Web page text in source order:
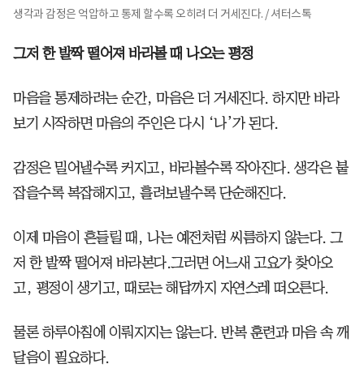
생각과 감정은 억압하고 통제 할수록 오히려 더 거세진다. / 셔터스톡
그저 한 발짝 떨어져 바라볼 때 나오는 평정
마음을 통제하려는 순간, 마음은 더 거세진다. 하지만 바라
보기 시작하면 마음의 주인은 다시 ‘나’가 된다.
감정은 밀어낼수록 커지고, 바라볼수록 작아진다. 생각은 붙
잡을수록 복잡해지고, 흘려보낼수록 단순해진다.
이제 마음이 흔들릴 때, 나는 예전처럼 씨름하지 않는다. 그
저 한 발짝 떨어져 바라본다.그러면 어느새 고요가 찾아오
고, 평정이 생기고, 때로는 해답까지 자연스레 떠오른다.
물론 하루아침에 이뤄지지는 않는다. 반복 훈련과 마음 속 깨
달음이 필요하다.